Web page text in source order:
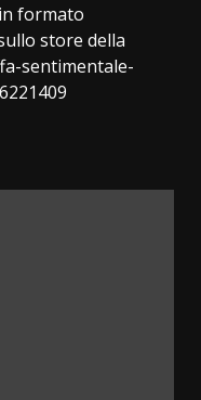
formato
store della
sentimentale-